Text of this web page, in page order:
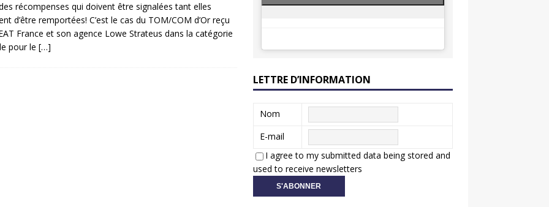
récompenses qui doivent être signalées tant elles
d’être remportées! C’est le cas du TOM/COM d’Or reçu
France et son agence Lowe Strateus dans la catégorie
pour le […]
LETTRE D’INFORMATION
Nom
E-mail
I agree to my submitted data being stored and
used to receive newsletters